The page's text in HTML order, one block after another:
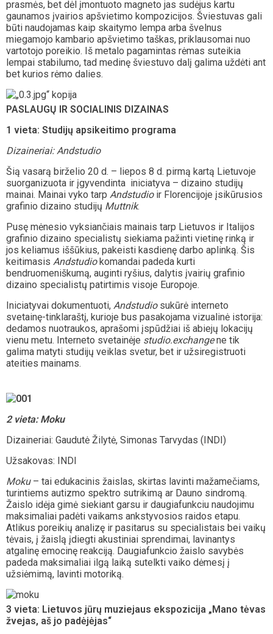
prasmės, bet dėl įmontuoto magneto jas sudėjus kartu
gaunamos įvairios apšvietimo kompozicijos. Šviestuvas gali
būti naudojamas kaip skaitymo lempa arba švelnus
miegamojo kambario apšvietimo taškas, priklausomai nuo
vartotojo poreikio. Iš metalo pagamintas rėmas suteikia
lempai stabilumo, tad medinę šviestuvo dalį galima uždėti ant
bet kurios rėmo dalies.
PASLAUGŲ IR SOCIALINIS DIZAINAS
1 vieta: Studijų apsikeitimo programa
Dizaineriai: Andstudio
Šią vasarą birželio 20 d. – liepos 8 d. pirmą kartą Lietuvoje
suorganizuota ir įgyvendinta iniciatyva – dizaino studijų
mainai. Mainai vyko tarp Andstudioir Florencijoje įsikūrusios
grafinio dizaino studijų Muttnik.
Pusę mėnesio vyksiančiais mainais tarp Lietuvos ir Italijos
grafinio dizaino specialistų siekiama pažinti vietinę rinką ir
jos keliamus iššūkius, pakeisti kasdienę darbo aplinką. Šis
keitimasis Andstudiokomandai padeda kurti
bendruomeniškumą, auginti ryšius, dalytis įvairių grafinio
dizaino specialistų patirtimis visoje Europoje.
Iniciatyvai dokumentuoti, Andstudiosukūrė interneto
svetainę-tinklaraštį, kurioje bus pasakojama vizualinė istorija:
dedamos nuotraukos, aprašomi įspūdžiai iš abiejų lokacijų
vienu metu. Interneto svetainėje studio.exchangene tik
galima matyti studijų veiklas svetur, bet ir užsiregistruoti
ateities mainams.
2 vieta:Moku
Dizaineriai: Gaudutė Žilytė, Simonas Tarvydas (INDI)
Užsakovas: INDI
Moku– tai edukacinis žaislas, skirtas lavinti mažamečiams,
turintiems autizmo spektro sutrikimą ar Dauno sindromą.
Žaislo idėja gimė siekiant garsu ir daugiafunkciu naudojimu
maksimaliai padėti vaikams ankstyvosios raidos etapu.
Atlikus poreikių analizę ir pasitarus su specialistais bei vaikų
tėvais, į žaislą įdiegti akustiniai sprendimai, lavinantys
atgalinę emocinę reakciją. Daugiafunkcio žaislo savybės
padeda maksimaliai ilgą laiką sutelkti vaiko dėmesį į
užsiėmimą, lavinti motoriką.
3 vieta: Lietuvos jūrų muziejaus ekspozicija „Mano tėvas
žvejas, aš jo padėjėjas“